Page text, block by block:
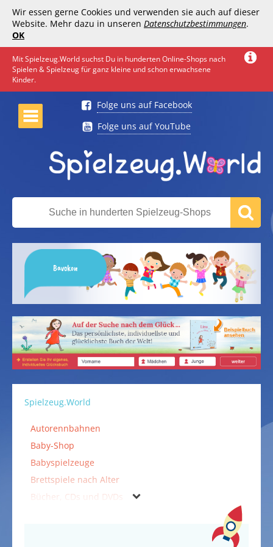
Wir essen gerne Cookies und verwenden sie auch auf dieser
Website. Mehr dazu in unseren Datenschutzbestimmungen.
OK
Mit Spielzeug.World suchst Du in hunderten Online-Shops nach
Spielen & Spielzeug für ganz kleine und schon erwachsene
Kinder.
Folge uns auf Facebook
Folge uns auf YouTube
Bavokon
Spielzeug.World
Autorennbahnen
Baby-Shop
Babyspielzeuge
Brettspiele nach Alter
Bücher, CDs und DVDs